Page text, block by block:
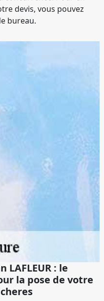
devis, vous pouvez
bureau.
LAFLEUR : le
la pose de votre